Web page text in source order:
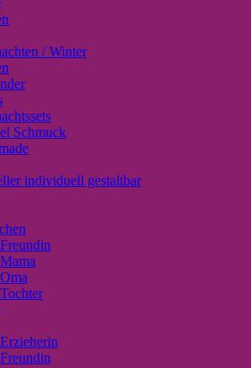
/ Winter
Schmuck
individuell gestaltbar